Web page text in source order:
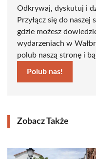
Odkrywaj, dyskutuj i
Przyłącz się do naszej
gdzie możesz
wydarzeniach w
polub naszą stronę i
Polub nas!
Zobacz Także